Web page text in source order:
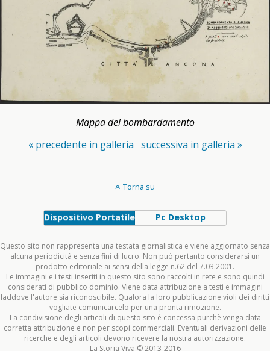
Mappa del bombardamento
« precedente in galleria successiva in galleria »
Torna su
Dispositivo Portatile Pc Desktop
Questo sito non rappresenta una testata giornalistica e viene aggiornato senza
alcuna periodicità e senza fini di lucro. Non può pertanto considerarsi un
prodotto editoriale ai sensi della legge n.62 del 7.03.2001.
Le immagini e i testi inseriti in questo sito sono raccolti in rete e sono quindi
considerati di pubblico dominio. Viene data attribuzione a testi e immagini
laddove l'autore sia riconoscibile. Qualora la loro pubblicazione violi dei diritti
vogliate comunicarcelo per una pronta rimozione.
La condivisione degli articoli di questo sito è concessa purchè venga data
corretta attribuzione e non per scopi commerciali. Eventuali derivazioni delle
ricerche e degli articoli devono ricevere la nostra autorizzazione.
La Storia Viva © 2013-2016